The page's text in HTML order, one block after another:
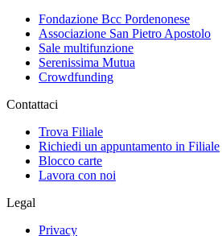
Fondazione Bcc Pordenonese
Associazione San Pietro Apostolo
Sale multifunzione
Serenissima Mutua
Crowdfunding
Contattaci
Trova Filiale
Richiedi un appuntamento in Filiale
Blocco carte
Lavora con noi
Legal
Privacy